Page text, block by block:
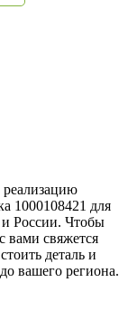
1000108421 для
России. Чтобы
вами свяжется
деталь и
вашего региона.